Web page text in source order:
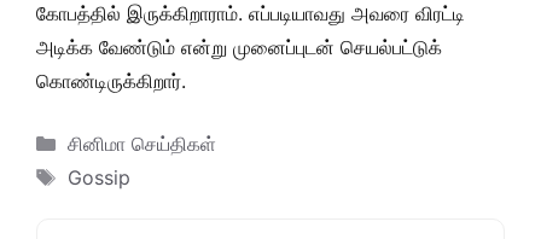
கோபத்தில் இருக்கிறாராம். எப்படியாவது அவரை விரட்டி
அடிக்க வேண்டும் என்று முனைப்புடன் செயல்பட்டுக்
கொண்டிருக்கிறார்.
Categories
சினிமா செய்திகள்
Tags
Gossip